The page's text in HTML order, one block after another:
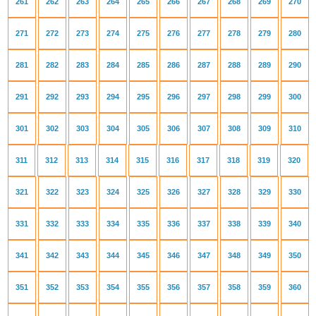
271 272 273 274 275 276 277 278 279 280
281 282 283 284 285 286 287 288 289 290
291 292 293 294 295 296 297 298 299 300
301 302 303 304 305 306 307 308 309 310
311 312 313 314 315 316 317 318 319 320
321 322 323 324 325 326 327 328 329 330
331 332 333 334 335 336 337 338 339 340
341 342 343 344 345 346 347 348 349 350
351 352 353 354 355 356 357 358 359 360